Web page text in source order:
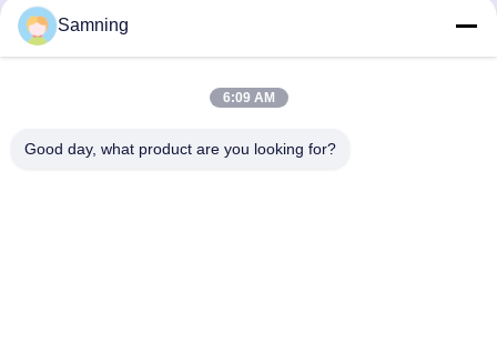
Samning
6:09 AM
Good day, what product are you looking for?